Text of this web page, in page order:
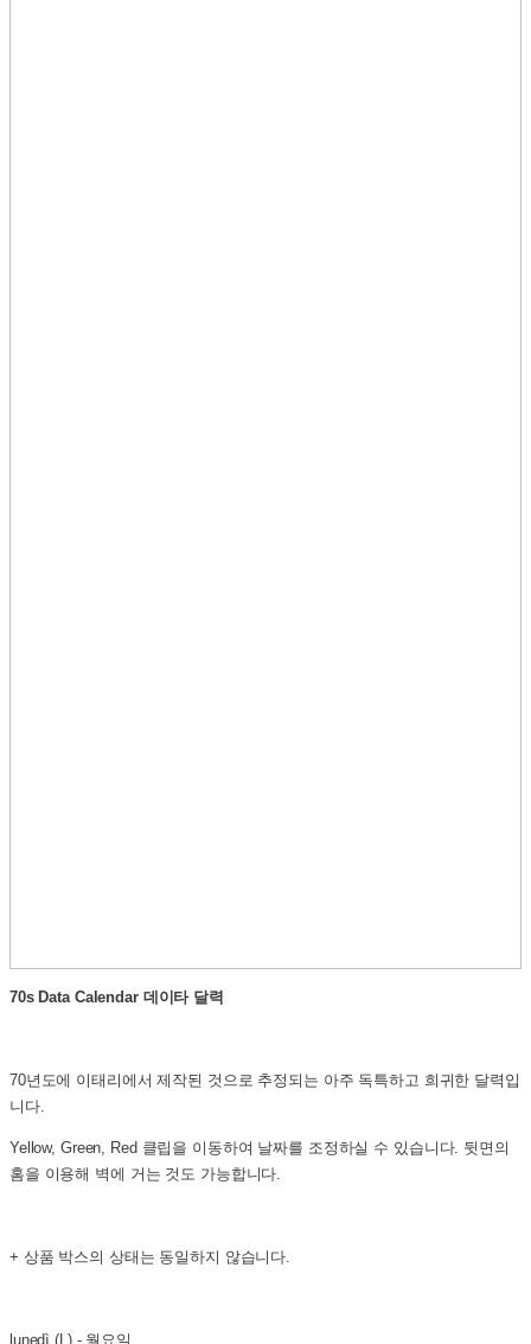
70s Data Calendar 데이타 달력
70년도에 이태리에서 제작된 것으로 추정되는 아주 독특하고 희귀한 달력입
니다.
Yellow, Green, Red 클립을 이동하여 날짜를 조정하실 수 있습니다. 뒷면의
홈을 이용해 벽에 거는 것도 가능합니다.
+ 상품 박스의 상태는 동일하지 않습니다.
lunedì (L) - 월요일